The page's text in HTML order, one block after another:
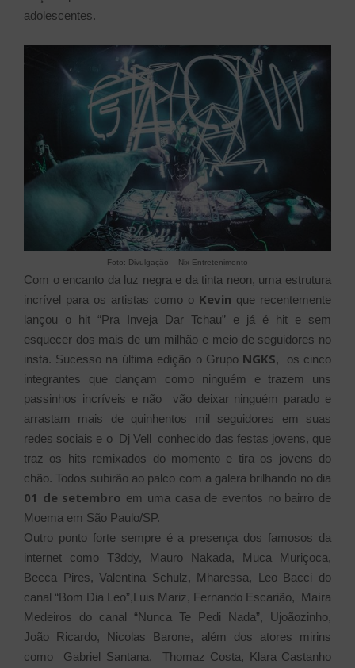
adolescentes.
Foto: Divulgação – Nix Entretenimento
Com o encanto da luz negra e da tinta neon, uma estrutura
incrível para os artistas como o Kevin que recentemente
lançou o hit “Pra Inveja Dar Tchau” e já é hit e sem
esquecer dos mais de um milhão e meio de seguidores no
insta. Sucesso na última edição o Grupo NGKS, os cinco
integrantes que dançam como ninguém e trazem uns
passinhos incríveis e não vão deixar ninguém parado e
arrastam mais de quinhentos mil seguidores em suas
redes sociais e o Dj Vell conhecido das festas jovens, que
traz os hits remixados do momento e tira os jovens do
chão. Todos subirão ao palco com a galera brilhando no dia
01 de setembro em uma casa de eventos no bairro de
Moema em São Paulo/SP.
Outro ponto forte sempre é a presença dos famosos da
internet como T3ddy, Mauro Nakada, Muca Muriçoca,
Becca Pires, Valentina Schulz, Mharessa, Leo Bacci do
canal “Bom Dia Leo”,Luis Mariz, Fernando Escarião, Maíra
Medeiros do canal “Nunca Te Pedi Nada”, Ujoãozinho,
João Ricardo, Nicolas Barone, além dos atores mirins
como Gabriel Santana, Thomaz Costa, Klara Castanho